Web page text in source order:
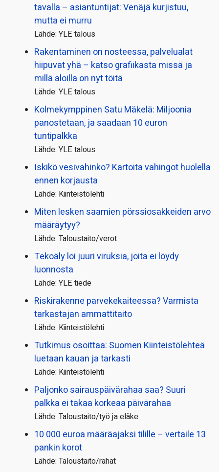
tavalla – asiantuntijat: Venäjä kurjistuu,
mutta ei murru
Lähde: YLE talous
Rakentaminen on nosteessa, palvelualat
hiipuvat yhä – katso grafiikasta missä ja
millä aloilla on nyt töitä
Lähde: YLE talous
Kolmekymppinen Satu Mäkelä: Miljoonia
panostetaan, ja saadaan 10 euron
tuntipalkka
Lähde: YLE talous
Iskikö vesivahinko? Kartoita vahingot huolella
ennen korjausta
Lähde: Kiinteistölehti
Miten lesken saamien pörssi­osakkeiden arvo
määräytyy?
Lähde: Taloustaito/verot
Tekoäly loi juuri viruksia, joita ei löydy
luonnosta
Lähde: YLE tiede
Riskirakenne parvekekaiteessa? Varmista
tarkastajan ammattitaito
Lähde: Kiinteistölehti
Tutkimus osoittaa: Suomen Kiinteistölehteä
luetaan kauan ja tarkasti
Lähde: Kiinteistölehti
Paljonko sairauspäivä­rahaa saa? Suuri
palkka ei takaa korkeaa päivärahaa
Lähde: Taloustaito/työ ja eläke
10 000 euroa määräajaksi tilille – vertaile 13
pankin korot
Lähde: Taloustaito/rahat